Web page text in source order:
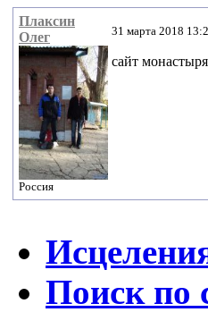
Плаксин
Олег
Россия
31 марта 2018
сайт монастыря
Поиск по